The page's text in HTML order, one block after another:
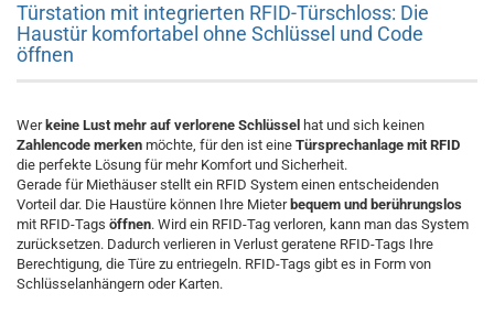
Türstation mit integrierten RFID-Türschloss: Die
Haustür komfortabel ohne Schlüssel und Code
öffnen
Werkeine Lust mehr auf verlorene Schlüssel hat und sich keinen
Zahlencode merken möchte, für den ist eine Türsprechanlage mit RFID
die perfekte Lösung für mehr Komfort und Sicherheit.
Gerade für Miethäuser stellt ein RFID System einen entscheidenden
Vorteil dar. Die Haustüre können Ihre Mieter bequem und berührungslos
mit RFID-Tags öffnen. Wird ein RFID-Tag verloren, kann man das System
zurücksetzen. Dadurch verlieren in Verlust geratene RFID-Tags Ihre
Berechtigung, die Türe zu entriegeln. RFID-Tags gibt es in Form von
Schlüsselanhängern oder Karten.